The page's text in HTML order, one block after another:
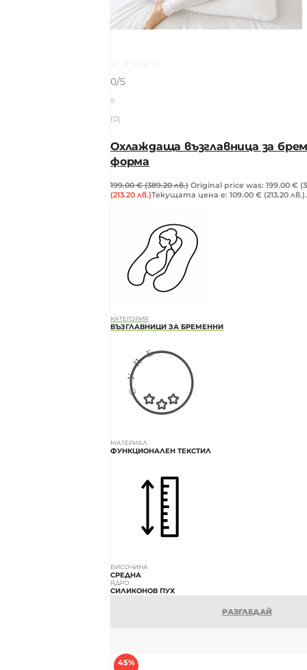
☆ ☆ ☆ ☆
☆
0/5
0
(0)
Охлаждаща възглавница за
форма
199.00€ (389.20 лв.) Original price was: 199.00 €
(213.20 лв.)Текущата цена е: 109.00 € (213.20 лв.).
КАТЕГОРИЯ
ВЪЗГЛАВНИЦИ ЗА БРЕМЕННИ
МАТЕРИАЛ
ФУНКЦИОНАЛЕН ТЕКСТИЛ
ВИСОЧИНА
СРЕДНА
ЯДРО
СИЛИКОНОВ ПУХ
РАЗГЛЕДАЙ
45%